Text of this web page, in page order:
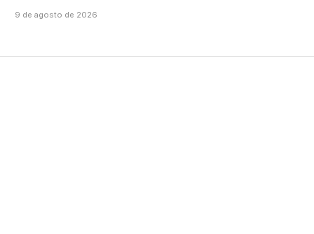
9 de agosto de 2026